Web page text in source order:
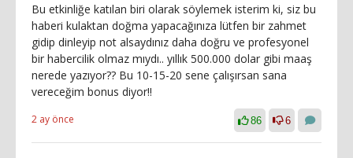
Bu etkinliğe katılan biri olarak söylemek isterim ki, siz bu
haberi kulaktan doğma yapacağınıza lütfen bir zahmet
gidip dinleyip not alsaydınız daha doğru ve profesyonel
bir habercilik olmaz mıydı.. yıllık 500.000 dolar gibi maaş
nerede yazıyor?? Bu 10-15-20 sene çalışırsan sana
vereceğim bonus diyor!!
2 ay önce 86 6